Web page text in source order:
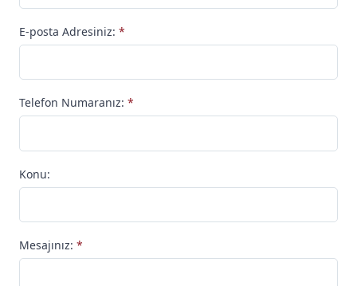
E-posta Adresiniz: *
Telefon Numaranız: *
Konu:
Mesajınız: *